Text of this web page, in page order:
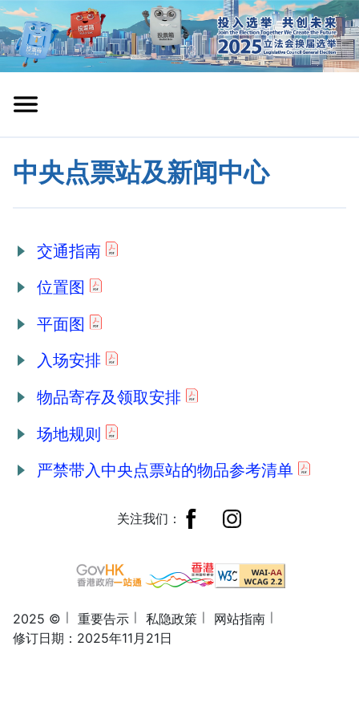
中央点票站及新闻中心
交通指南
位置图
平面图
入场安排
物品寄存及领取安排
场地规则
严禁带入中央点票站的物品参考清单
关注我们：
2025 © 重要告示 私隐政策
网站指南
修订日期：2025年11月21日